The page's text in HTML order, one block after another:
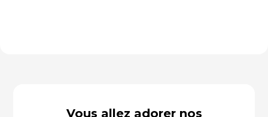
Vous allez adorer nos